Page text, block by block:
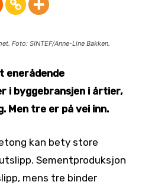
Foto: SINTEF/Anne-Line Bakken.
enerådende
i byggebransjen i årtier,
Men tre er på vei inn.
kan bety store
Sementproduksjon
mens tre binder